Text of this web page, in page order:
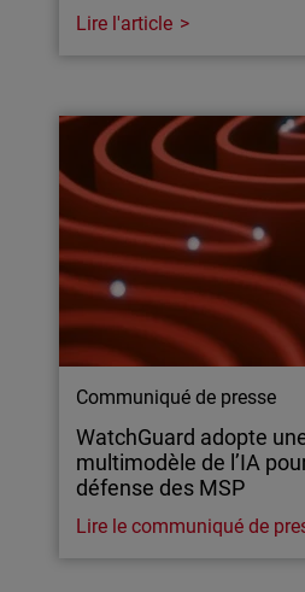
Lire l'article
Communiqué de presse
WatchGuard adopte
multimodèle de l’IA
défense des MSP
Lire le communiqué de